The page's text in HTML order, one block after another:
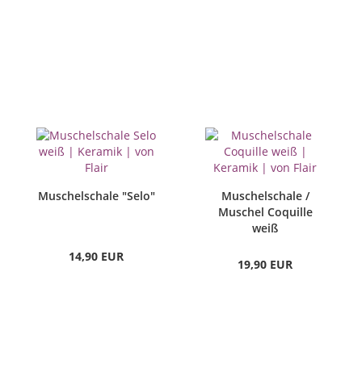
Muschelschale "Selo"
14,90 EUR
Muschelschale /
Muschel Coquille
weiß
19,90 EUR